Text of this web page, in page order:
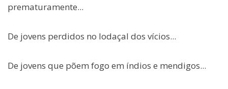
prematuramente...
De jovens perdidos no lodaçal dos vícios...
De jovens que põem fogo em índios e mendigos...